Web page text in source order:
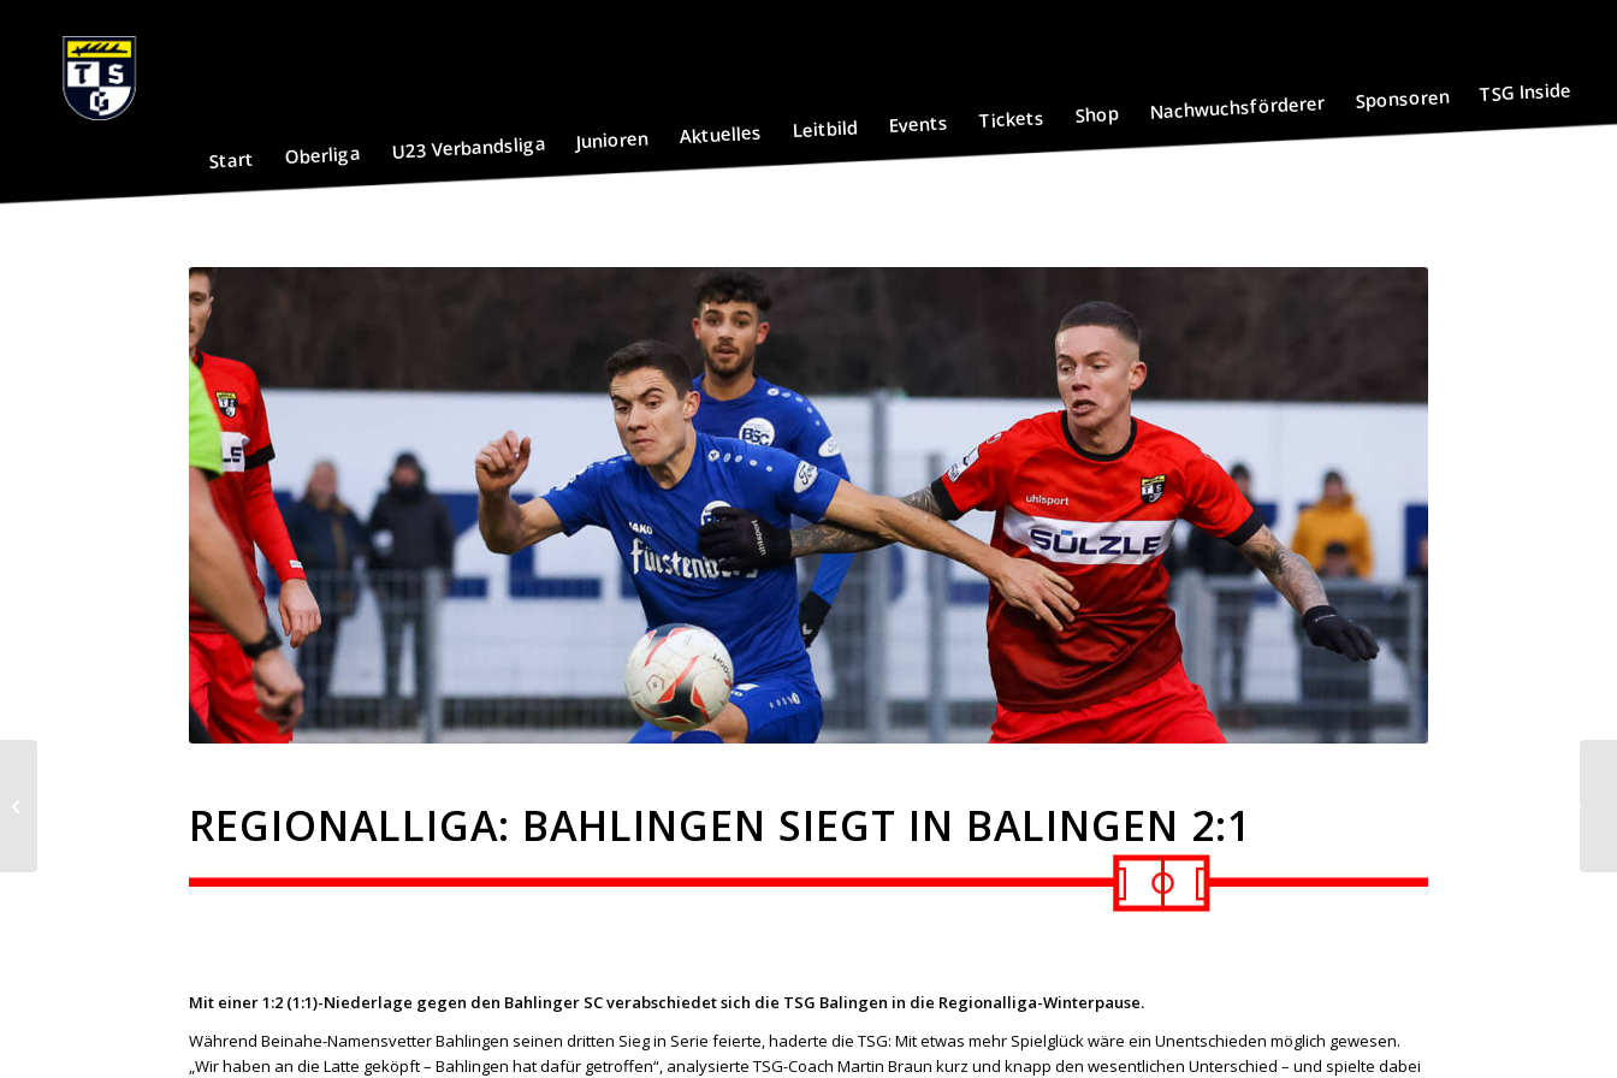
Start Oberliga U23 Verbandsliga Junioren Aktuelles Leitbild Events Tickets Shop Nachwuchsförderer Sponsoren TSG Inside
REGIONALLIGA: BAHLINGEN SIEGT IN BALINGEN 2:1
Mit einer 1:2 (1:1)-Niederlage gegen den Bahlinger SC verabschiedet sich die TSG Balingen in die Regionalliga-Winterpause.
Während Beinahe-Namensvetter Bahlingen seinen dritten Sieg in Serie feierte, haderte die TSG: Mit etwas mehr Spielglück wäre ein Unentschieden möglich gewesen.
„Wir haben an die Latte geköpft – Bahlingen hat dafür getroffen“, analysierte TSG-Coach Martin Braun kurz und knapp den wesentlichen Unterschied – und spielte dabei